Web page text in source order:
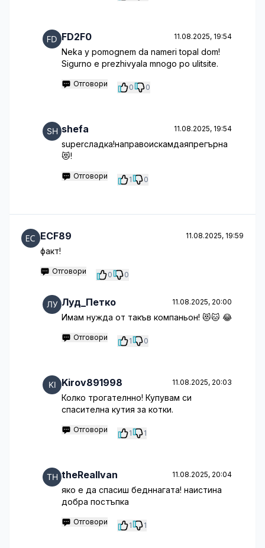
FD2F0 11.08.2025, 19:54
Neka y pomognem da nameri topal dom!
Sigurno e prezhivyala mnogo po ulitsite.
Отговори 0 0
shefa 11.08.2025, 19:54
superсладка!направоискамдаяпрегърна
😻!
Отговори 1 0
ECF89 11.08.2025, 19:59
факт!
Отговори 0 0
Луд_Петко 11.08.2025, 20:00
Имам нужда от такъв компаньон! 😻🐱 😂
Отговори 1 0
Kirov891998 11.08.2025, 20:03
Колко трогателнно! Купувам си
спасителна кутия за котки.
Отговори 1 1
theRealIvan 11.08.2025, 20:04
яко е да спасиш бедннагата! наистина
добра постъпка
Отговори 1 1